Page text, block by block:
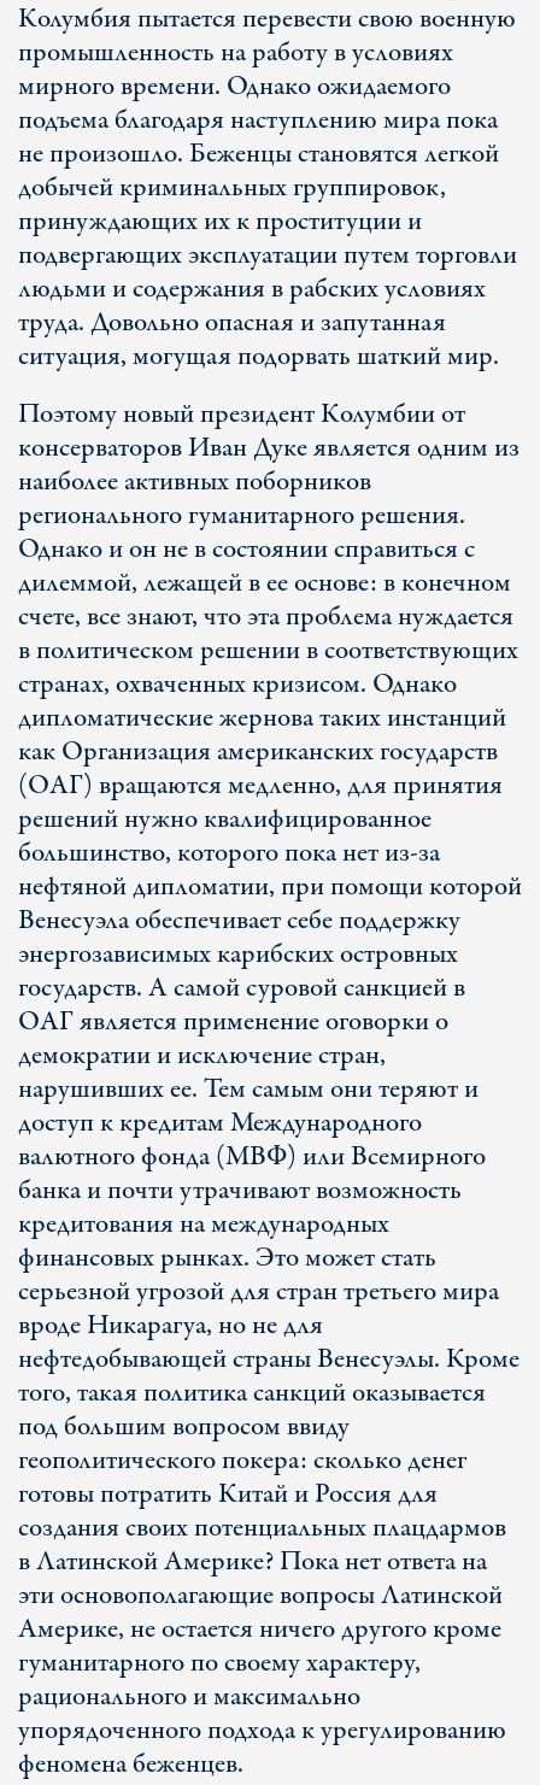
Колумбия пытается перевести свою военную
промышленность на работу в условиях
мирного времени. Однако ожидаемого
подъема благодаря наступлению мира пока
не произошло. Беженцы становятся легкой
добычей криминальных группировок,
принуждающих их к проституции и
подвергающих эксплуатации путем торговли
людьми и содержания в рабских условиях
труда. Довольно опасная и запутанная
ситуация, могущая подорвать шаткий мир.
Поэтому новый президент Колумбии от
консерваторов Иван Дуке является одним из
наиболее активных поборников
регионального гуманитарного решения.
Однако и он не в состоянии справиться с
дилеммой, лежащей в ее основе: в конечном
счете, все знают, что эта проблема нуждается
в политическом решении в соответствующих
странах, охваченных кризисом. Однако
дипломатические жернова таких инстанций
как Организация американских государств
(ОАГ) вращаются медленно, для принятия
решений нужно квалифицированное
большинство, которого пока нет из-за
нефтяной дипломатии, при помощи которой
Венесуэла обеспечивает себе поддержку
энергозависимых карибских островных
государств. А самой суровой санкцией в
ОАГ является применение оговорки о
демократии и исключение стран,
нарушивших ее. Тем самым они теряют и
доступ к кредитам Международного
валютного фонда (МВФ) или Всемирного
банка и почти утрачивают возможность
кредитования на международных
финансовых рынках. Это может стать
серьезной угрозой для стран третьего мира
вроде Никарагуа, но не для
нефтедобывающей страны Венесуэлы. Кроме
того, такая политика санкций оказывается
под большим вопросом ввиду
геополитического покера: сколько денег
готовы потратить Китай и Россия для
создания своих потенциальных плацдармов
в Латинской Америке? Пока нет ответа на
эти основополагающие вопросы Латинской
Америке, не остается ничего другого кроме
гуманитарного по своему характеру,
рационального и максимально
упорядоченного подхода к урегулированию
феномена беженцев.